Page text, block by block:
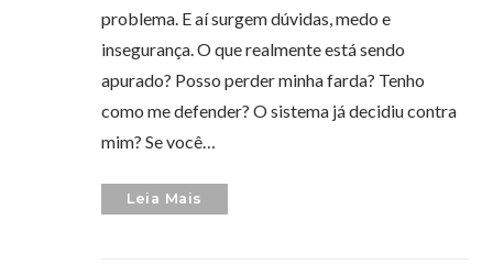
problema. E aí surgem dúvidas, medo e
insegurança. O que realmente está sendo
apurado? Posso perder minha farda? Tenho
como me defender? O sistema já decidiu contra
mim? Se você…
Leia Mais